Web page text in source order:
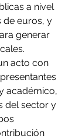
a nivel
de euros, y
generar
acto con
académico,
del sector y